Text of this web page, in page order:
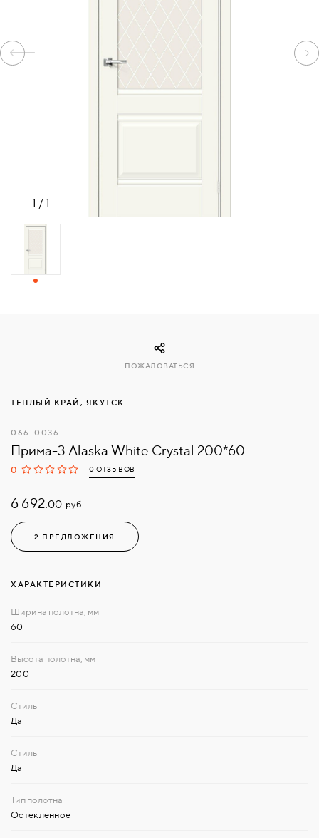
ИНТЕРЕСНЫЕ
СТАТЬИ
1 /1
ТЕПЛЫЙ КРАЙ, ЯКУТСК
066-0036
Прима-3 Alaska White Сrystal 200*60
0 0 ОТЗЫВОВ
6 692.00 руб
2 ПРЕДЛОЖЕНИЯ
ПОЖАЛОВАТЬСЯ
ХАРАКТЕРИСТИКИ
60
200
Да
Да
Остеклённое